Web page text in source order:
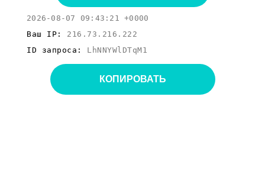
2026-08-07 09:43:21 +0000
Ваш IP: 216.73.216.222
ID запроса: LhNNYWlDTqM1
КОПИРОВАТЬ